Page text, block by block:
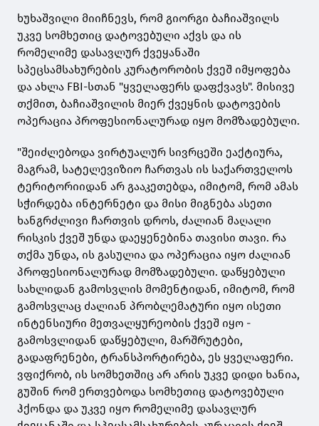
ხუხაშვილი მიიჩნევს, რომ გიორგი ბაჩიაშვილს
უკვე სომხეთიც დატოვებული აქვს და ის
რომელიმე დასავლურ ქვეყანაში
სპეცსამსახურების კურატორობის ქვეშ იმყოფება
და ახლა FBI-სთან "ყველაფერს დაფქვავს". მისივე
თქმით, ბაჩიაშვილის მიერ ქვეყნის დატოვების
ოპერაცია პროფესიონალურად იყო მომზადებული.
"შეიძლებოდა ვირტუალურ სივრცეში ეაქტიურა,
მაგრამ, სატელევიზიო ჩართვას ის საქართველოს
ტერიტორიიდან არ გააკეთებდა, იმიტომ, რომ ამას
სჭირდება ინტერნეტი და მისი მიგნება ასეთი
ხანგრძლივი ჩართვის დროს, ძალიან მაღალი
რისკის ქვეშ უნდა დაეყენებინა თავისი თავი. რა
თქმა უნდა, ის გასულია და ოპერაცია იყო ძალიან
პროფესიონალურად მომზადებული. დაწყებული
სახლიდან გამოსვლის მომენტიდან, იმიტომ, რომ
გამოსვლაც ძალიან პრობლემატური იყო ისეთი
ინტენსიური მეთვალყურეობის ქვეშ იყო -
გამოსვლიდან დაწყებული, მარშრუტები,
გადაფრენები, ტრანსპორტირება, ეს ყველაფერი.
ვფიქრობ, ის სომხეთშიც არ არის უკვე დიდი ხანია,
გუშინ რომ ერთვებოდა სომხეთიც დატოვებული
ჰქონდა და უკვე იყო რომელიმე დასავლურ